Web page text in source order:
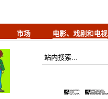
市场 电影、戏剧和电视